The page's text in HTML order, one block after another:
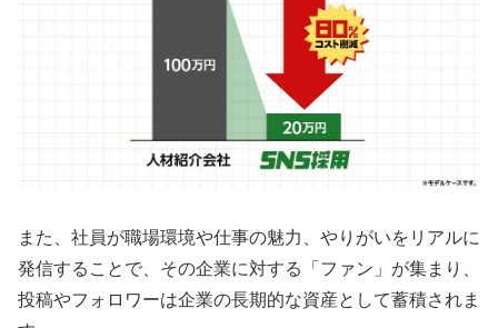
また、社員が職場環境や仕事の魅力、やりがいをリアルに
発信することで、その企業に対する「ファン」が集まり、
投稿やフォロワーは企業の長期的な資産として蓄積されま